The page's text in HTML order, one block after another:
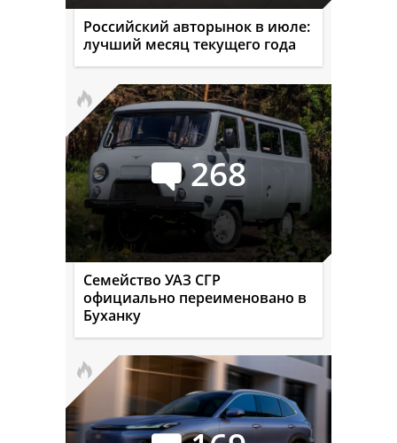
Российский авторынок в июле:
лучший месяц текущего года
268
Семейство УАЗ СГР
официально переименовано в
Буханку